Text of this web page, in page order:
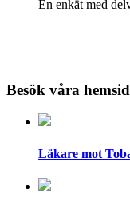
En enkät med
Besök våra
Läkare mot